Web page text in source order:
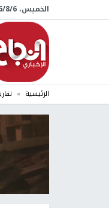
الخميس، 6/‏8/‏2026 11:02:17 صباحاً
الرئيسية